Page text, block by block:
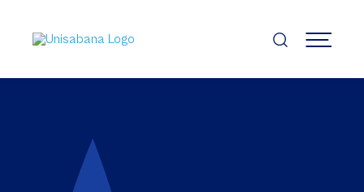
contenido
principal
MENÚ